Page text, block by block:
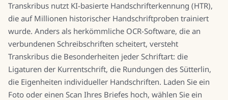
Transkribus nutzt KI-basierte Handschrifterkennung (HTR),
die auf Millionen historischer Handschriftproben trainiert
wurde. Anders als herkömmliche OCR-Software, die an
verbundenen Schreibschriften scheitert, versteht
Transkribus die Besonderheiten jeder Schriftart: die
Ligaturen der Kurrentschrift, die Rundungen des Sütterlin,
die Eigenheiten individueller Handschriften. Laden Sie ein
Foto oder einen Scan Ihres Briefes hoch, wählen Sie ein